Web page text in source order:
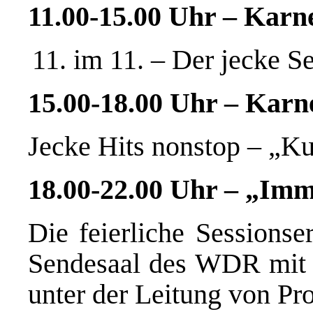
11.00-15.00 Uhr –
im 11. – Der jecke
15.00-18.00 Uhr –
Jecke Hits nonstop –
18.00-22.00 Uhr –
Die feierliche
Sendesaal des WDR
unter der Leitung von